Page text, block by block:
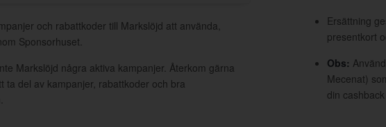
och rabattkoder till Markslöjd att använda,
Sponsorhuset.
Markslöjd några aktiva kampanjer. Återkom gärna
ta del av kampanjer, rabattkoder och bra
Ersättning
presentkort
Obs:
Mecenat)
din